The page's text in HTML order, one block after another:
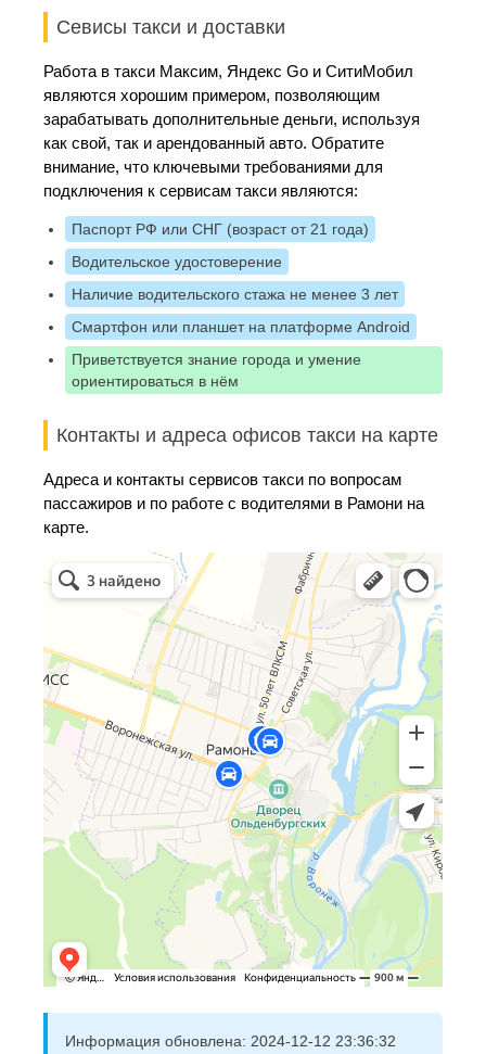
Севисы такси и доставки
Работа в такси Максим, Яндекс Go и СитиМобил
являются хорошим примером, позволяющим
зарабатывать дополнительные деньги, используя
как свой, так и арендованный авто. Обратите
внимание, что ключевыми требованиями для
подключения к сервисам такси являются:
Паспорт РФ или СНГ (возраст от 21 года)
Водительское удостоверение
Наличие водительского стажа не менее 3 лет
Смартфон или планшет на платформе Android
Приветствуется знание города и умение
ориентироваться в нём
Контакты и адреса офисов такси на карте
Адреса и контакты сервисов такси по вопросам
пассажиров и по работе с водителями в Рамони на
карте.
Информация обновлена: 2024-12-12 23:36:32